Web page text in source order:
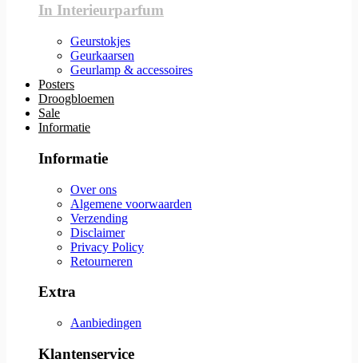
In Interieurparfum
Geurstokjes
Geurkaarsen
Geurlamp & accessoires
Posters
Droogbloemen
Sale
Informatie
Informatie
Over ons
Algemene voorwaarden
Verzending
Disclaimer
Privacy Policy
Retourneren
Extra
Aanbiedingen
Klantenservice